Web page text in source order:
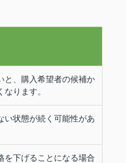
と、購入希望者の候補か
なります。
い状態が続く可能性があ
を下げることになる場合